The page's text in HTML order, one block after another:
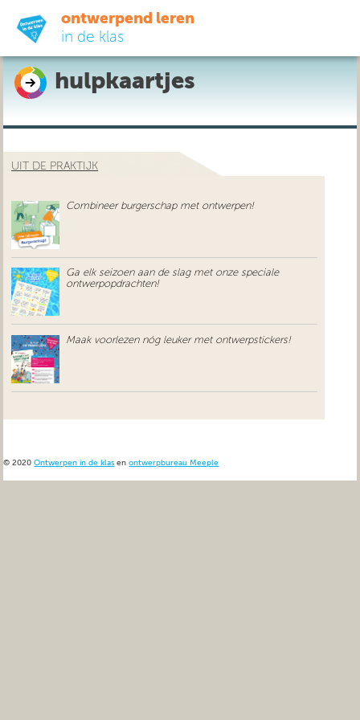
ontwerpend leren
in de klas
ready-to-go
do-it-yourself
uit de praktijk
over ons
hulpkaartjes
UIT DE PRAKTIJK
Combineer burgerschap met ontwerpen!
Ga elk seizoen aan de slag met onze speciale
ontwerpopdrachten!
Maak voorlezen nóg leuker met ontwerpstickers!
© 2020Ontwerpen in de klas enontwerpbureau Meeple